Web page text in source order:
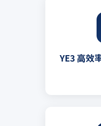
YE3 高效